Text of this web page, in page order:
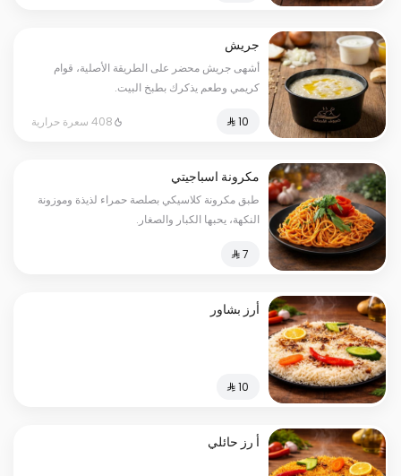
جريش
أشهى جريش محضر على الطريقة الأصلية، قوام
كريمي وطعم يذكرك بطبخ البيت.
408 سعرة حرارية
مكرونة اسباجيتي
طبق مكرونة كلاسيكي بصلصة حمراء لذيذة وموزونة
النكهة، يحبها الكبار والصغار.
أرز بشاور
أ رز حائلي